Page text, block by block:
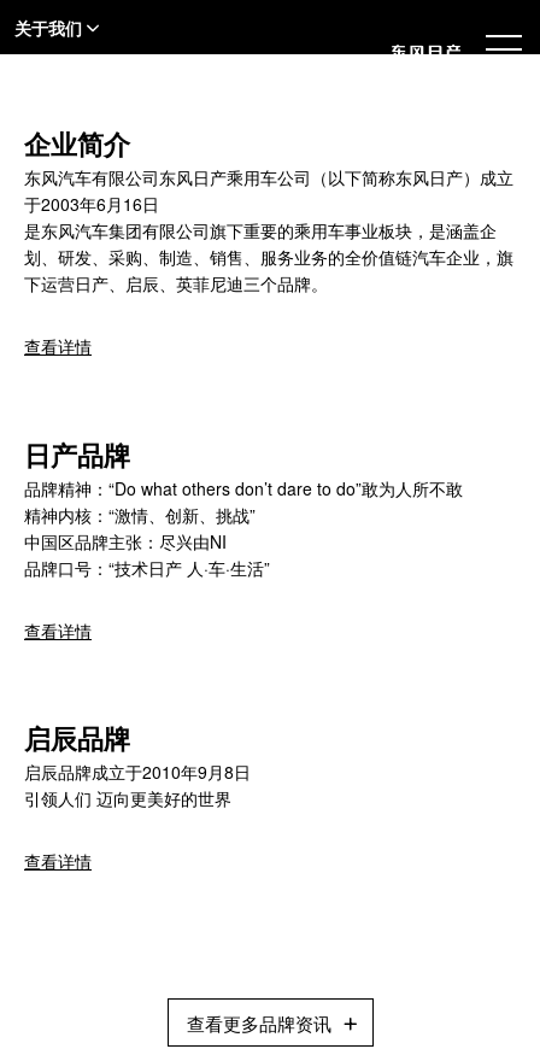
关于我们
企业简介
东风汽车有限公司东风日产乘用车公司（以下简称东风日产）成立
于2003年6月16日
是东风汽车集团有限公司旗下重要的乘用车事业板块，是涵盖企
划、研发、采购、制造、销售、服务业务的全价值链汽车企业，旗
下运营日产、启辰、英菲尼迪三个品牌。
查看详情
日产品牌
品牌精神：“Do what others don’t dare to do”敢为人所不敢
精神内核：“激情、创新、挑战”
中国区品牌主张：尽兴由NI
品牌口号：“技术日产 人·车·生活”
查看详情
启辰品牌
启辰品牌成立于2010年9月8日
引领人们 迈向更美好的世界
查看详情
查看更多品牌资讯